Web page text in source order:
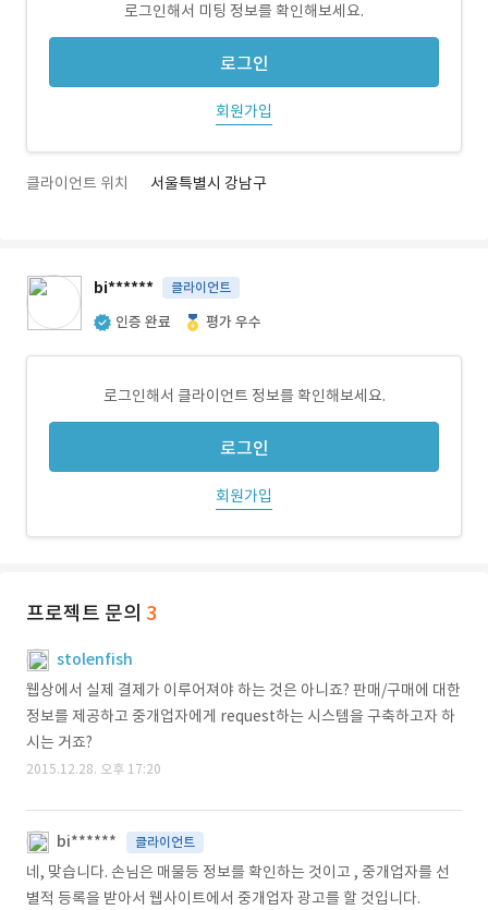
로그인해서 미팅 정보를 확인해보세요.
로그인
회원가입
클라이언트 위치 서울특별시 강남구
bi****** 클라이언트
인증 완료 평가 우수
로그인해서 클라이언트 정보를 확인해보세요.
로그인
회원가입
프로젝트 문의 3
stolenfish
웹상에서 실제 결제가 이루어져야 하는 것은 아니죠? 판매/구매에 대한
정보를 제공하고 중개업자에게 request하는 시스템을 구축하고자 하
시는 거죠?
2015.12.28. 오후 17:20
bi****** 클라이언트
네, 맞습니다. 손님은 매물등 정보를 확인하는 것이고 , 중개업자를 선
별적 등록을 받아서 웹사이트에서 중개업자 광고를 할 것입니다.